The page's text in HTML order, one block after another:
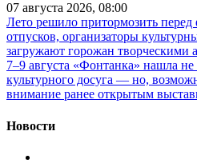
07 августа 2026, 08:00
Лето решило притормозить перед
отпусков, организаторы
загружают горожан творческими
7–9 августа «Фонтанка» нашла
культурного досуга — но,
внимание ранее открытым
Новости